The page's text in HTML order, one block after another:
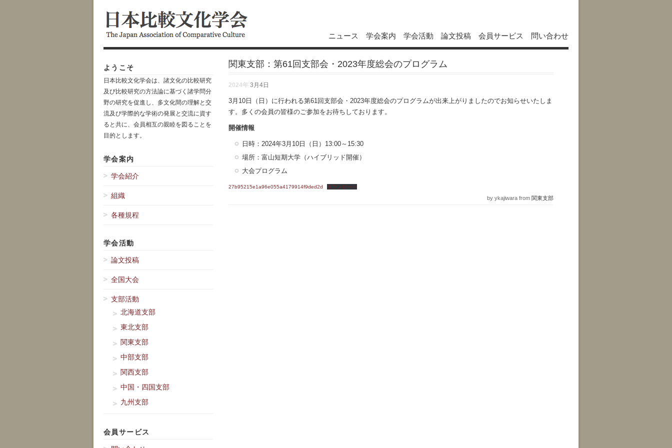
ニュース 学会案内 学会活動 論文投稿 会員サービス 問い合わせ
関東支部：第61回支部会・2023年度総会のプログラム
2024年 3月4日
3月10日（日）に行われる第61回支部会・2023年度総会のプログラムが出来上がりましたのでお知らせいたしま
す。多くの会員の皆様のご参加をお待ちしております。
開催情報
日時：2024年3月10日（日）13:00～15:30
場所：富山短期大学（ハイブリッド開催）
大会プログラム
27b95215e1a96e055a4179914f9ded2d ダウンロード
by ykajiwara from 関東支部
ようこそ
日本比較文化学会は、諸文化の比較研究
及び比較研究の方法論に基づく諸学問分
野の研究を促進し、多文化間の理解と交
流及び学際的な学術の発展と交流に資す
ると共に、会員相互の親睦を図ることを
目的とします。
学会案内
学会紹介
組織
各種規程
学会活動
論文投稿
全国大会
支部活動
北海道支部
東北支部
関東支部
中部支部
関西支部
中国・四国支部
九州支部
会員サービス